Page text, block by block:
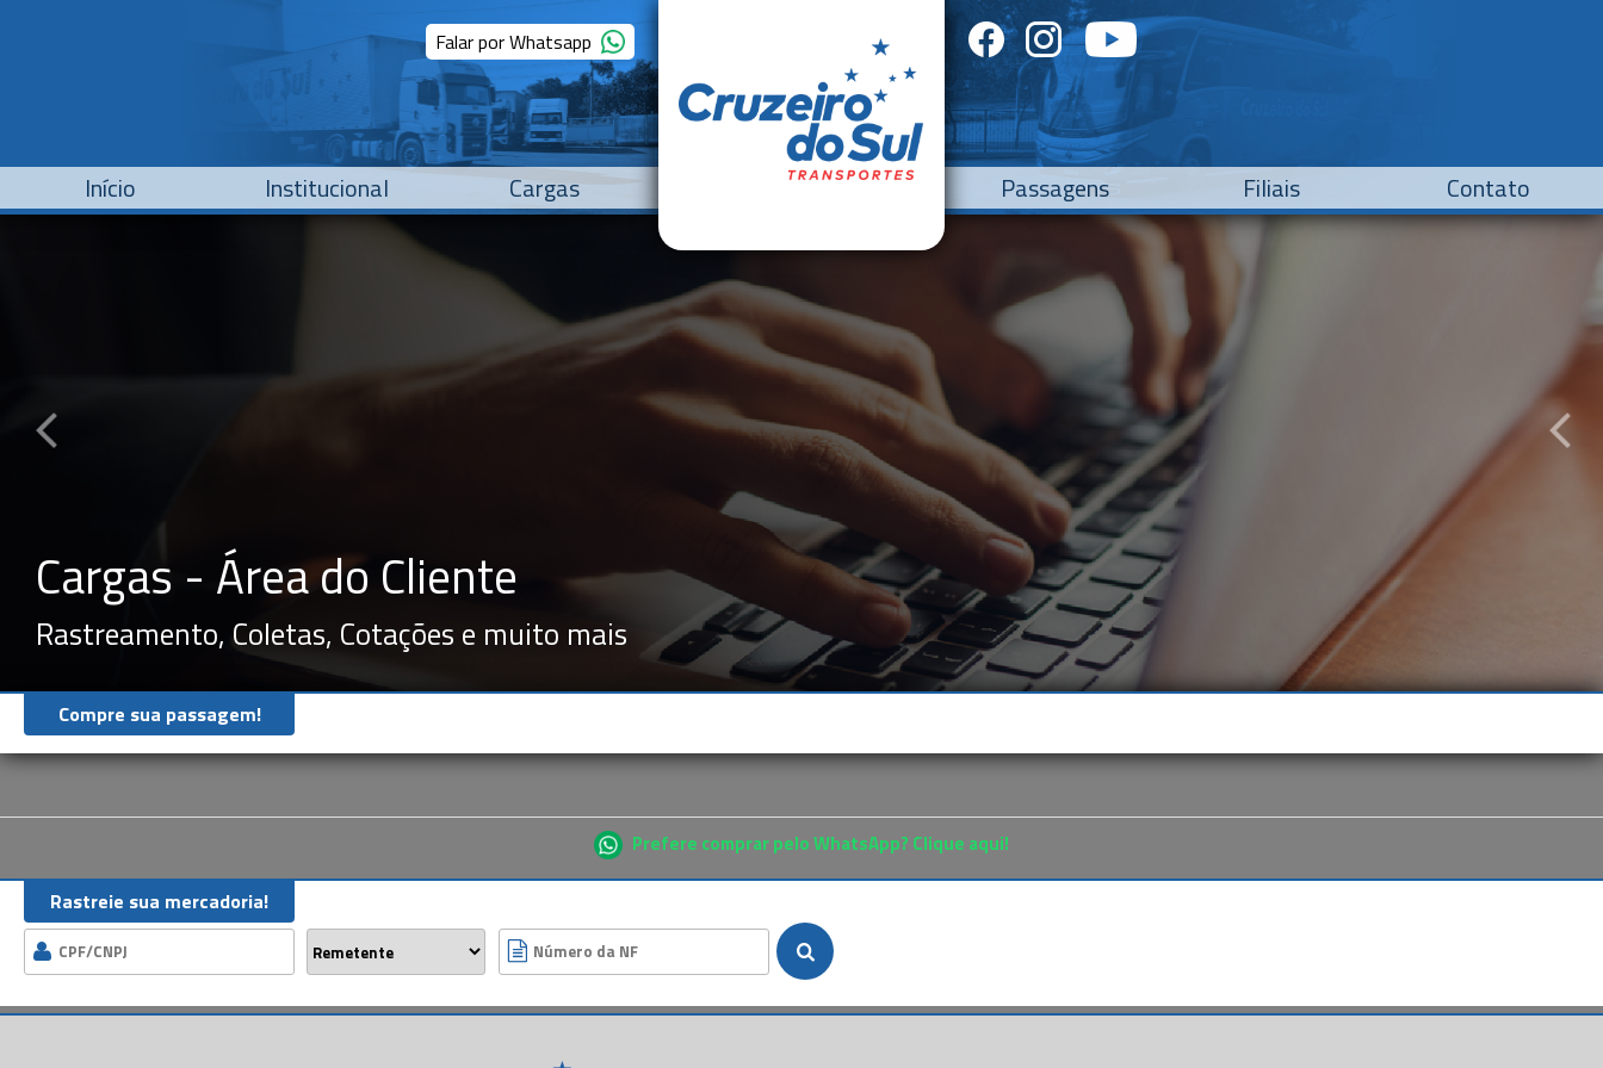
Falar por Whatsapp
Início Institucional Cargas Passagens Filiais Contato
Cargas - Área do Cliente
Rastreamento, Coletas, Cotações e muito mais
Compre sua passagem!
Prefere comprar pelo WhatsApp? Clique aqui!
Rastreie sua mercadoria!
l =